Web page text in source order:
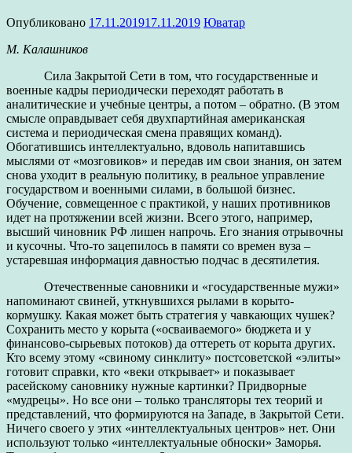
Опубликовано 17.11.201917.11.2019 Юватар
М. Калашников
Сила Закрытой Сети в том, что государственные и
военные кадры периодически переходят работать в
аналитические и учебные центры, а потом – обратно. (В этом
смысле оправдывает себя двухпартийная американская
система и периодическая смена правящих команд).
Обогатившись интеллектуально, вдоволь напитавшись
мыслями от «мозговиков» и передав им свои знания, он затем
снова уходит в реальную политику, в реальное управление
государством и военными силами, в большой бизнес.
Обучение, совмещенное с практикой, у наших противников
идет на протяжении всей жизни. Всего этого, например,
высший чиновник РФ лишен напрочь. Его знания отрывочны
и кусочны. Что-то зацепилось в памяти со времен вуза –
устаревшая информация давностью подчас в десятилетия.
Отечественные сановники и «государственные мужи»
напоминают свиней, уткнувшихся рылами в корыто-
кормушку. Какая может быть стратегия у чавкающих чушек?
Сохранить место у корыта («осваиваемого» бюджета и у
финансово-сырьевых потоков) да оттереть от корыта других.
Кто всему этому «свиному синклиту» постсоветской «элиты»
готовит справки, кто «веки открывает» и показывает
расейскому сановнику нужные картинки? Придворные
«мудрецы». Но все они – только трансляторы тех теорий и
представлений, что формируются на Западе, в Закрытой Сети.
Ничего своего у этих «интеллектуальных центров» нет. Они
используют только «интеллектуальные обноски» Заморья.